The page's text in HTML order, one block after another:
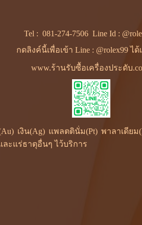
Tel : 081-274-7506Line Id :
กดลิงค์นี้เพื่อเข้า Line : @rolex99 ได้
www.ร้านรับซื้อเครื่องประดับ
เงิน(Ag) แพลตตินั่ม(Pt) พาลาเดีย
ะแร่ธาตุอื่นๆ ไว้บริการ